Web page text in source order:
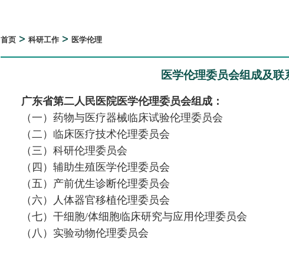
首页 > 科研工作 > 医学伦理
医学伦理委员会组成及联
广东省第二人民医院医学伦理委员会组成：
（一）药物与医疗器械临床试验伦理委员会
（二）临床医疗技术伦理委员会
（三）科研伦理委员会
（四）辅助生殖医学伦理委员会
（五）产前优生诊断伦理委员会
（六）人体器官移植伦理委员会
（七）干细胞/体细胞临床研究与应用伦理委员会
（八）实验动物伦理委员会